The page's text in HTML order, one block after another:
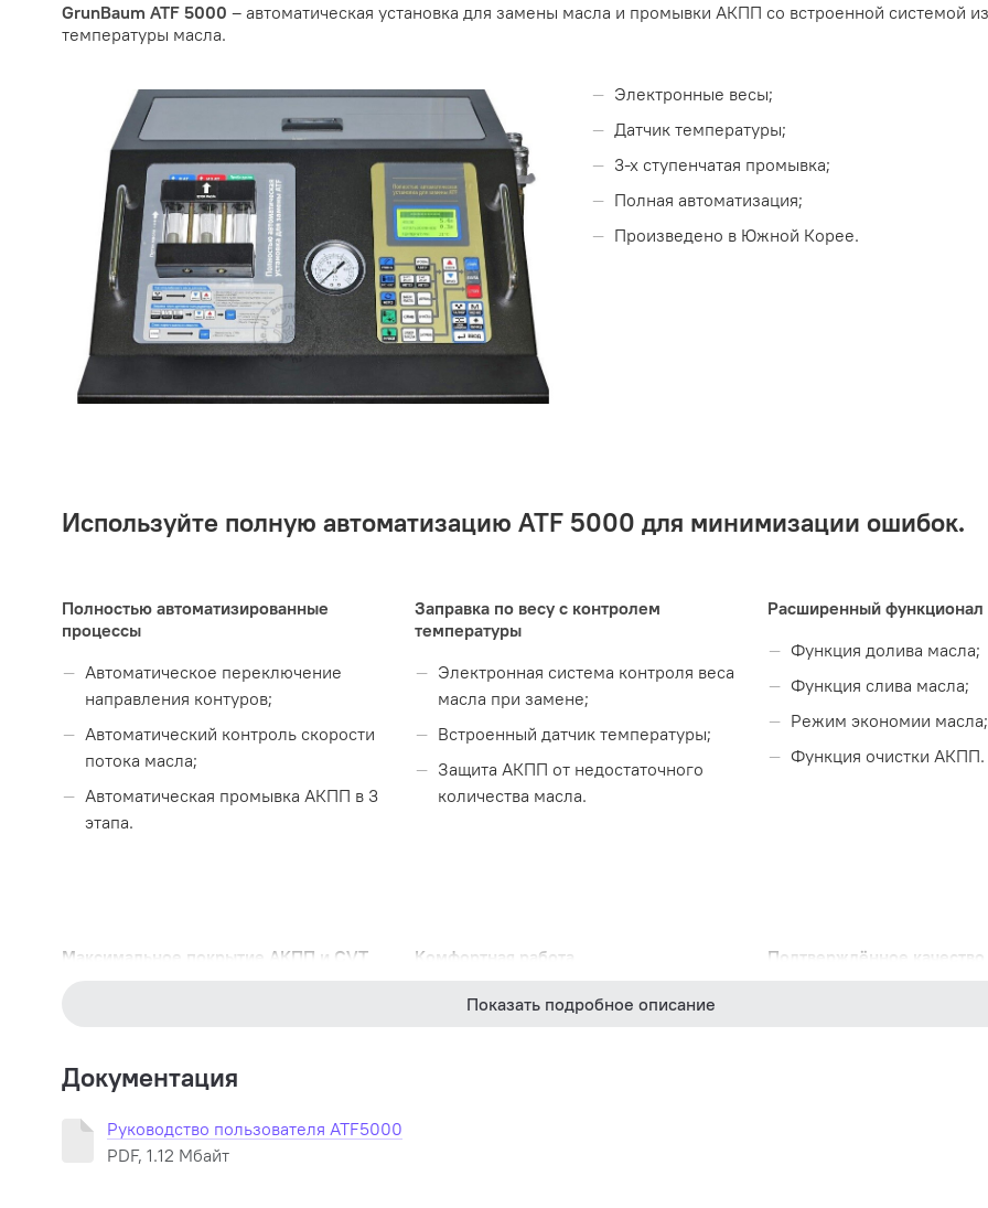
GrunBaum ATF 5000 – автоматическая установка для замены масла и промывки АКПП со встроенной системой
температуры масла.
Электронные весы;
Датчик температуры;
3-х ступенчатая промывка;
Полная автоматизация;
Произведено в Южной Корее.
Используйте полную автоматизацию ATF 5000 для минимизации ошибок.
Полностью автоматизированные
процессы
Автоматическое переключение
направления контуров;
Автоматический контроль скорости
потока масла;
Автоматическая промывка АКПП в 3
этапа.
Заправка по весу с контролем
температуры
Электронная система контроля веса
масла при замене;
Встроенный датчик температуры;
Защита АКПП от недостаточного
количества масла.
Расширенный функционал
Функция долива масла;
Функция слива масла;
Режим экономии масла;
Функция очистки АКПП.
Максимальное покрытие АКПП и CVT
ZF
GM и др.
Комфортная работа
Функция автослива отработанного
Подтверждённое качество
Показать подробное описание
Документация
Руководство пользователя ATF5000
PDF, 1.12 Мбайт